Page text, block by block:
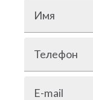
Имя
Телефон
E-mail